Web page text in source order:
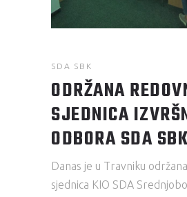
SDA SBK
ODRŽANA
SJEDNICA
ODBORA SDA SBK
Danas je u Travniku
sjednica KIO SDA